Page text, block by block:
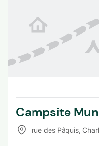
Campsite
rue des Pâquis,